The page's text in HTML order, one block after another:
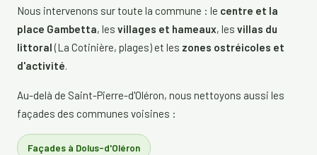
Nous intervenons sur toute la commune : le centre et la
place Gambetta, les villages et hameaux, les villas du
littoral (La Cotinière, plages) et les zones ostréicoles et
d'activité.
Au-delà de Saint-Pierre-d'Oléron, nous nettoyons aussi les
façades des communes voisines :
Façades à Dolus-d'Oléron